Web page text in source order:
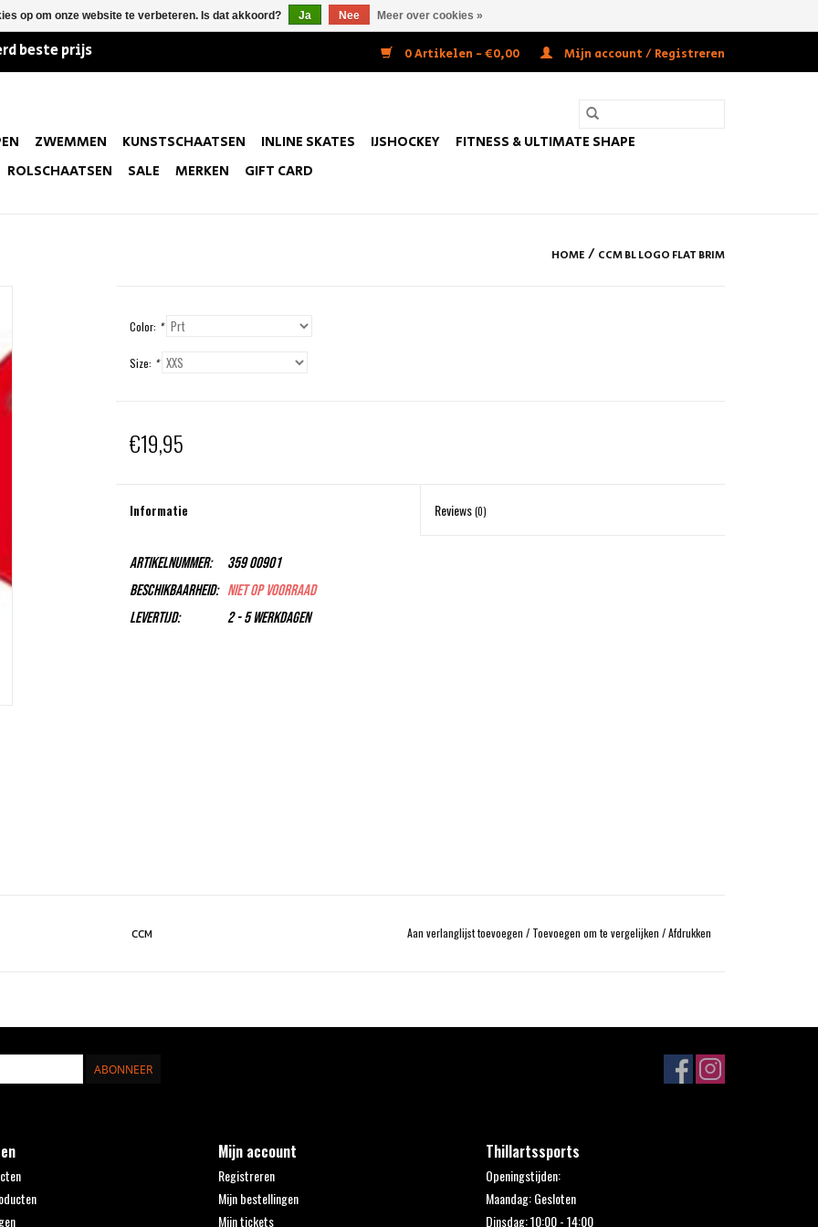
beste prijs 0 Artikelen - €0,00 Mijn account / Registreren
ZWEMMEN KUNSTSCHAATSEN INLINE SKATES IJSHOCKEY
FITNESS & ULTIMATE SHAPE
ROLSCHAATSEN
SALE MERKEN GIFT CARD
HOME / CCM BL LOGO FLAT BRIM
Color: *
Size: *
€19,95
Informatie Reviews(0)
Artikelnummer:
359 00901
Beschikbaarheid: Niet op voorraad
Levertijd:
2 - 5 Werkdagen
CCM Aan verlanglijst toevoegen / Toevoegen om te vergelijken /Afdrukken
ABONNEER
Mijn account
Registreren
Mijn bestellingen
Mijn tickets
Thillartssports
Openingstijden:
Maandag: Gesloten
Dinsdag: 10:00 - 14:00
op om onze website te verbeteren. Is dat akkoord? Ja Nee Meer over cookies »